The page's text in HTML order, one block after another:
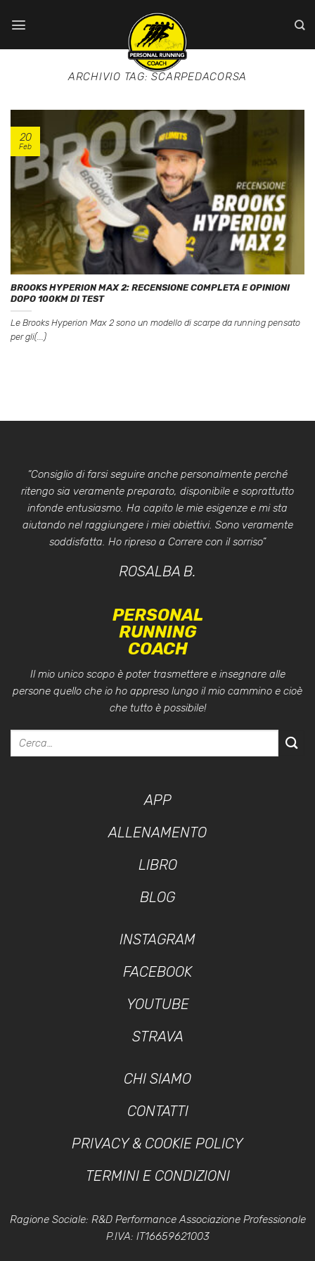
ARCHIVIO TAG:SCARPEDACORSA
BROOKS HYPERION MAX 2: RECENSIONE COMPLETA E OPINIONI
DOPO 100KM DI TEST
Le Brooks Hyperion Max 2 sono un modello di scarpe da running pensato
per gli(...)
20
Feb
“Consiglio di farsi seguire anche personalmente perché
ritengo sia veramente preparato, disponibile e soprattutto
infonde entusiasmo. Ha capito le mie esigenze e mi sta
aiutando nel raggiungere i miei obiettivi. Sono veramente
soddisfatta. Ho ripreso a Correre con il sorriso”
ROSALBA B.
PERSONAL
RUNNING
COACH
Il mio unico scopo è poter trasmettere e insegnare alle
persone quello che io ho appreso lungo il mio cammino e cioè
che tutto è possibile!
APP
ALLENAMENTO
LIBRO
BLOG
INSTAGRAM
FACEBOOK
YOUTUBE
STRAVA
CHI SIAMO
CONTATTI
PRIVACY & COOKIE POLICY
TERMINI E CONDIZIONI
Ragione Sociale: R&D Performance Associazione Professionale
P.IVA: IT16659621003